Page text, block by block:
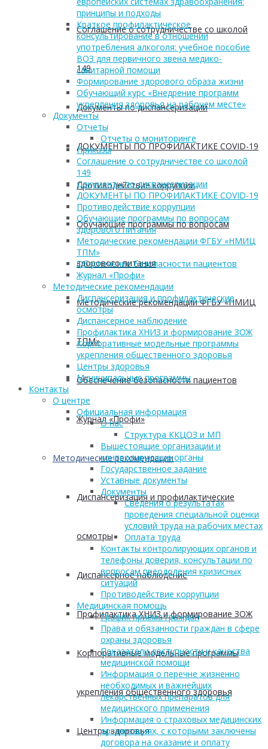
Соглашение о сотрудничестве со школой
149
Документы по диспансеризации
ДОКУМЕНТЫ ПО ПРОФИЛАКТИКЕ COVID-19
Противодействие коррупции
Обучающие программы по вопросам
здорового питания
Методические рекомендации ФГБУ «НМИЦ
ТПМ»
Обеспечение безопасности пациентов
Журнал «Профи»
Методические рекомендации
Диспансеризация и профилактические
осмотры
Диспансерное наблюдение
Профилактика ХНИЗ и формирование ЗОЖ
Корпоративные модельные программы
укрепления общественного здоровья
Центры здоровья
принципы и подходы
Краткое профилактическое
консультирование в отношении
употребления алкоголя: учебное пособие
ВОЗ для первичного звена медико-
санитарной помощи
Формирование здорового образа жизни
Обучающий курс «Внедрение программ
укрепления здоровья на рабочем месте»
Документы
Отчеты
Отчеты о мониторинге
Приказы
Соглашение о сотрудничестве со школой
149
Документы по диспансеризации
ДОКУМЕНТЫ ПО ПРОФИЛАКТИКЕ COVID-19
Противодействие коррупции
Обучающие программы по вопросам
здорового питания
Методические рекомендации ФГБУ «НМИЦ
ТПМ»
Обеспечение безопасности пациентов
Журнал «Профи»
Методические рекомендации
Диспансеризация и профилактические
осмотры
Диспансерное наблюдение
Профилактика ХНИЗ и формирование ЗОЖ
Корпоративные модельные программы
укрепления общественного здоровья
Центры здоровья
Муниципальные программы
Контакты
О центре
Официальная информация
О нас
Структура ККЦОЗ и МП
Вышестоящие организации и
контролирующие органы
Государственное задание
Уставные документы
Документы
Сведения о результатах
проведения специальной оценки
условий труда на рабочих местах
Оплата труда
Контакты контролирующих органов и
телефоны доверия, консультации по
вопросам преодоления кризисных
ситуаций
Противодействие коррупции
Медицинская помощь
График приема граждан
Права и обязанности граждан в сфере
охраны здоровья
Показатели доступности и качества
медицинской помощи
Информация о перечне жизненно
необходимых и важнейших
лекарственных препаратов для
медицинского применения
Информация о страховых медицинских
организациях, с которыми заключены
договора на оказание и оплату